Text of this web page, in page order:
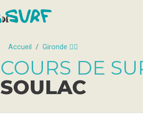
Accueil Gironde 🏄🏿
COURS DE
SOULAC